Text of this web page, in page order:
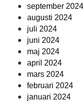
september 2024
augusti 2024
juli 2024
juni 2024
maj 2024
april 2024
mars 2024
februari 2024
januari 2024